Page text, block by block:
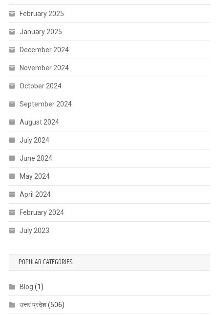
February 2025
January 2025
December 2024
November 2024
October 2024
September 2024
August 2024
July 2024
June 2024
May 2024
April 2024
February 2024
July 2023
POPULAR CATEGORIES
Blog (1)
उत्तर प्रदेश(506)